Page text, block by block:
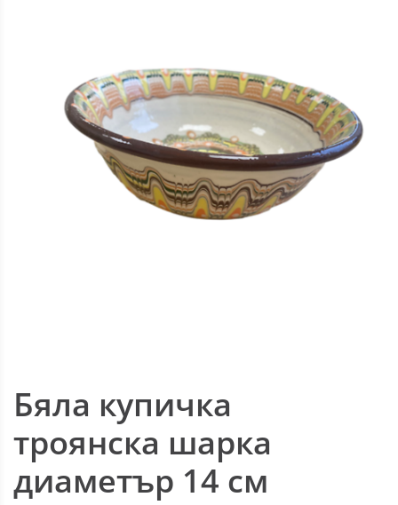
Бяла купичка
троянска шарка
диаметър 14 см